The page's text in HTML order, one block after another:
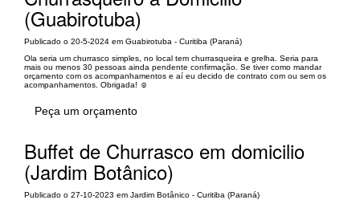
(Guabirotuba)
Publicado o 20-5-2024 em Guabirotuba - Curitiba (Paraná)
Ola seria um churrasco simples, no local tem churrasqueira e grelha. Seria para
mais ou menos 30 pessoas ainda pendente confirmação. Se tiver como mandar
orçamento com os acompanhamentos e aí eu decido de contrato com ou sem os
acompanhamentos. Obrigada! ☺️
Peça um orçamento
Buffet de Churrasco em domicilio
(Jardim Botânico)
Publicado o 27-10-2023 em Jardim Botânico - Curitiba (Paraná)